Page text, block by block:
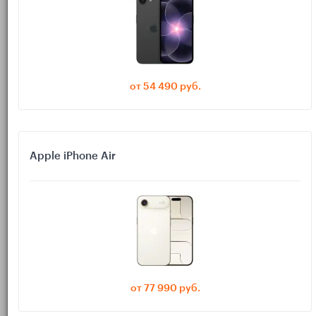
Почему для телемедицины
удобнее планшет, а не телефон
Перед тем как выбирать конкретную модель, важно понять,
зачем вообще нужен отдельный планшет для телемедицины,
Планшет можно
поставить на подставку на стол и говорить с врачом, не
держа устройство в руках 20–30 минут.
На большом дисплее легко
от 54 490 руб.
Apple iPhone Air
от 77 990 руб.